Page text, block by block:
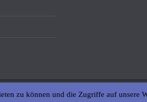
zu können und die Zugriffe auf unsere